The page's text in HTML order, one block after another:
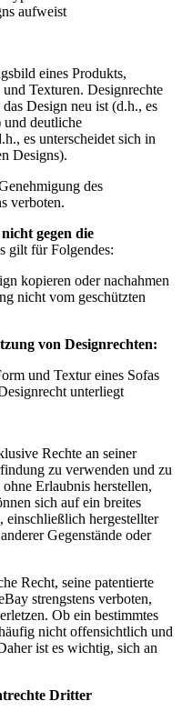
aufweist
eines Produkts,
Texturen. Designrechte
Design neu ist (d.h., es
und deutliche
es unterscheidet sich in
Designs).
des
verboten.
gegen die
gilt für Folgendes:
kopieren oder nachahmen
nicht vom geschützten
von Designrechten:
und Textur eines Sofas
unterliegt
Rechte an seiner
zu verwenden und zu
Erlaubnis herstellen,
sich auf ein breites
einschließlich hergestellter
Gegenstände oder
Recht, seine patentierte
strengstens verboten,
Ob ein bestimmtes
nicht offensichtlich und
ist es wichtig, sich an
Dritter